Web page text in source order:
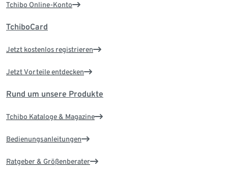
Tchibo Online-Konto
TchiboCard
Jetzt kostenlos registrieren
Jetzt Vorteile entdecken
Rund um unsere Produkte
Tchibo Kataloge & Magazine
Bedienungsanleitungen
Ratgeber & Größenberater